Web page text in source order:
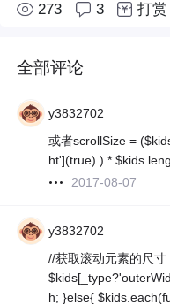
273 3 打赏
全部评论
y3832702
或者scrollSize =
ht'](true) ) *
2017-08-07
y3832702
//获取滚动元素的尺
h; }else{